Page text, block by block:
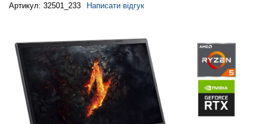
Артикул: 32501_233 Написати відгук